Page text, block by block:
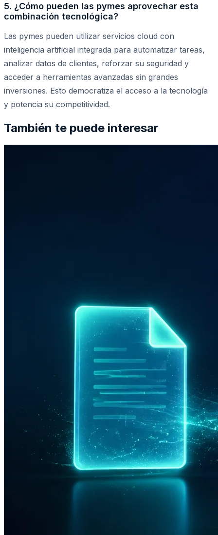
5. ¿Cómo pueden las pymes aprovechar esta
combinación tecnológica?
Las pymes pueden utilizar servicios cloud con
inteligencia artificial integrada para automatizar tareas,
analizar datos de clientes, reforzar su seguridad y
acceder a herramientas avanzadas sin grandes
inversiones. Esto democratiza el acceso a la tecnología
y potencia su competitividad.
También te puede interesar